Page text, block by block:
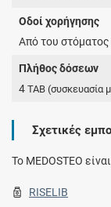
Οδοί χορήγησης
Από του
Πλήθος δόσεων
4TAB (συσκευασία
Σχετικές
To MEDOSTEO
RISELIB